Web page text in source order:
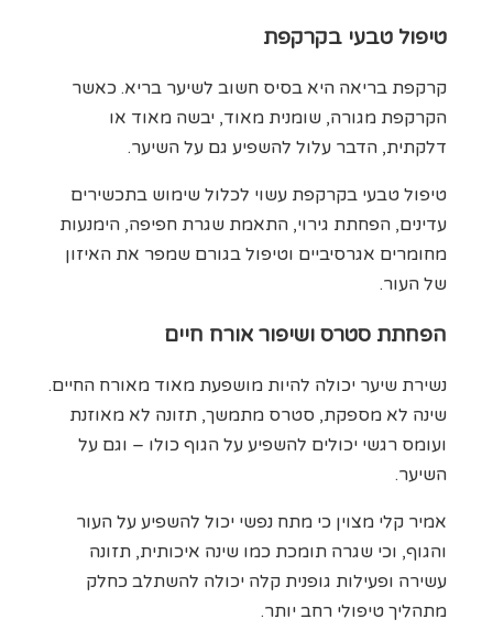
טיפול טבעי בקרקפת
קרקפת בריאה היא בסיס חשוב לשיער בריא. כאשר
הקרקפת מגורה, שומנית מאוד, יבשה מאוד או
דלקתית, הדבר עלול להשפיע גם על השיער.
טיפול טבעי בקרקפת עשוי לכלול שימוש בתכשירים
עדינים, הפחתת גירוי, התאמת שגרת חפיפה, הימנעות
מחומרים אגרסיביים וטיפול בגורם שמפר את האיזון
של העור.
הפחתת סטרס ושיפור אורח חיים
נשירת שיער יכולה להיות מושפעת מאוד מאורח החיים.
שינה לא מספקת, סטרס מתמשך, תזונה לא מאוזנת
ועומס רגשי יכולים להשפיע על הגוף כולו – וגם על
השיער.
אמיר קלי מצוין כי מתח נפשי יכול להשפיע על העור
והגוף, וכי שגרה תומכת כמו שינה איכותית, תזונה
עשירה ופעילות גופנית קלה יכולה להשתלב כחלק
מתהליך טיפולי רחב יותר.